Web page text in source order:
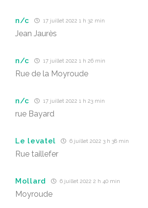
n/c 17 juillet 2022 1 h 32 min
Jean Jaurès
n/c 17 juillet 2022 1 h 26 min
Rue de la Moyroude
n/c 17 juillet 2022 1 h 23 min
rue Bayard
Le levatel 6 juillet 2022 3 h 38 min
Rue taillefer
Mollard 6 juillet 2022 2 h 40 min
Moyroude